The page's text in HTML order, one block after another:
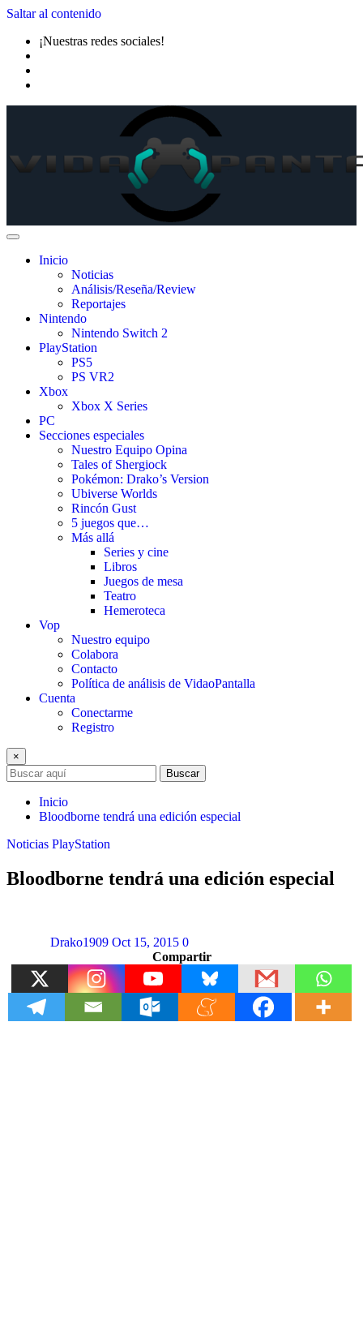
Saltar al contenido
¡Nuestras redes sociales!
Inicio
Noticias
Análisis/Reseña/Review
Reportajes
Nintendo
Nintendo Switch 2
PlayStation
PS5
PS VR2
Xbox
Xbox X Series
PC
Secciones especiales
Nuestro Equipo Opina
Tales of Shergiock
Pokémon: Drako’s Version
Ubiverse Worlds
Rincón Gust
5 juegos que…
Más allá
Series y cine
Libros
Juegos de mesa
Teatro
Hemeroteca
Vop
Nuestro equipo
Colabora
Contacto
Política de análisis de VidaoPantalla
Cuenta
Conectarme
Registro
×
Buscar
Inicio
Bloodborne tendrá una edición especial
Noticias PlayStation
Bloodborne tendrá una edición especial
Drako1909 Oct 15, 2015 0
Compartir